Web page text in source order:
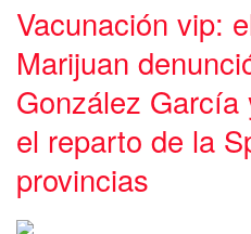
Vacunación vip:
Marijuan
González
el reparto de la
provincias